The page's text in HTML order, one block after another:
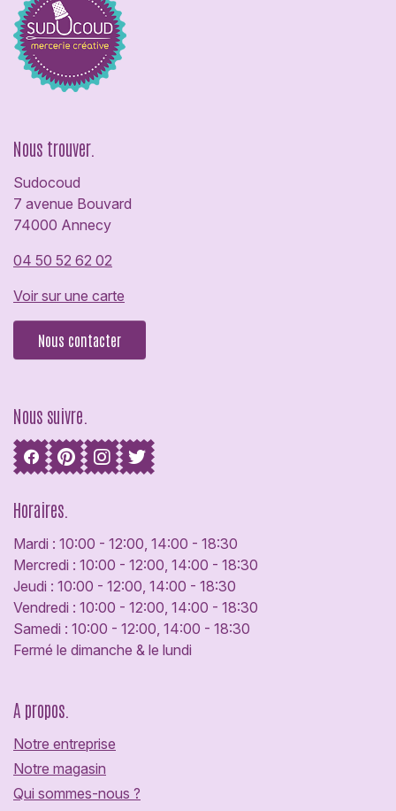
Nous trouver.
Sudocoud
7 avenue Bouvard
74000 Annecy
04 50 52 62 02
Voir sur une carte
Nous contacter
Nous suivre.
Horaires.
Mardi : 10:00 - 12:00, 14:00 - 18:30
Mercredi : 10:00 - 12:00, 14:00 - 18:30
Jeudi : 10:00 - 12:00, 14:00 - 18:30
Vendredi : 10:00 - 12:00, 14:00 - 18:30
Samedi : 10:00 - 12:00, 14:00 - 18:30
Fermé le dimanche & le lundi
A propos.
Notre entreprise
Notre magasin
Qui sommes-nous ?